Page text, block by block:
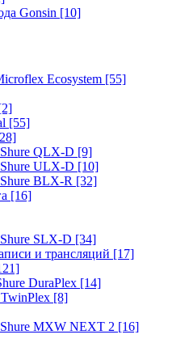
Gonsin [10]
Ecosystem [55]
[55]
QLX-D [9]
ULX-D [10]
BLX-R [32]
[16]
SLX-D [34]
и трансляций [17]
DuraPlex [14]
[8]
MXW NEXT 2 [16]